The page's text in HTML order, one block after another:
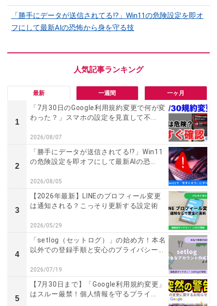
「勝手にデータが送信されてる!?」Win11の危険設定を即オ
フにして最新AIの恐怖から身を守る技
最新 一週間 一ヶ月
1
「7月30日のGoogle利用規約変更で何が変
わった？」スマホの設定を見直して不...
2026/08/07
2
「勝手にデータが送信されてる!?」Win11
の危険設定を即オフにして最新AIの恐...
2026/08/05
3
【2026年最新】LINEのプロフィール変更
は通知される？こっそり更新する設定術
2026/05/29
4
「setlog（セットログ）」の始め方！本名
以外での登録手順と安心のプライバシー...
2026/07/19
5
【7月30日まで】「Google利用規約変更」
はスルー厳禁！個人情報を守るプライ...